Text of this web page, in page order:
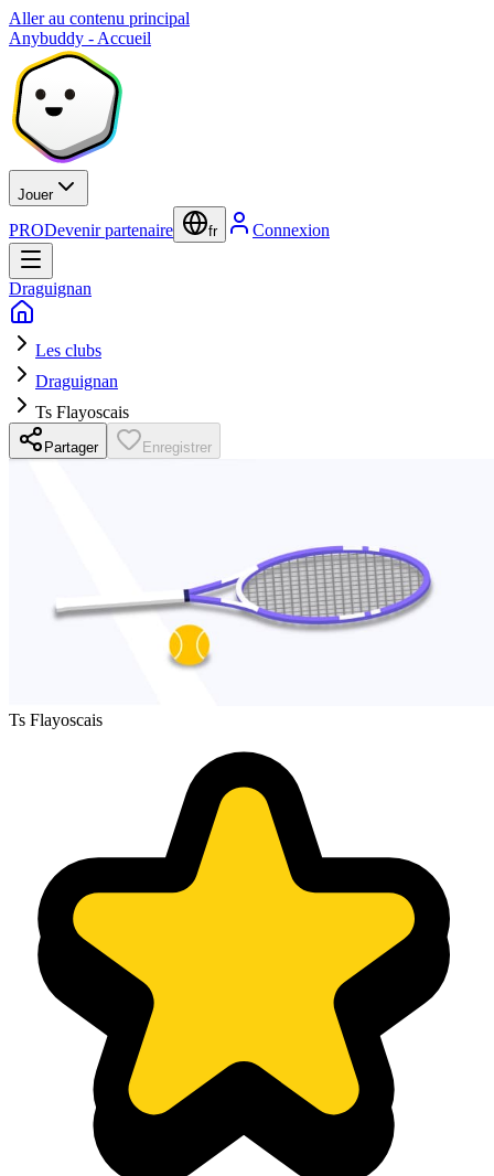
Aller au contenu principal
Anybuddy - Accueil
Jouer
PRODevenir partenaire fr Connexion
Draguignan
Les clubs
Draguignan
Ts Flayoscais
Partager Enregistrer
Ts Flayoscais